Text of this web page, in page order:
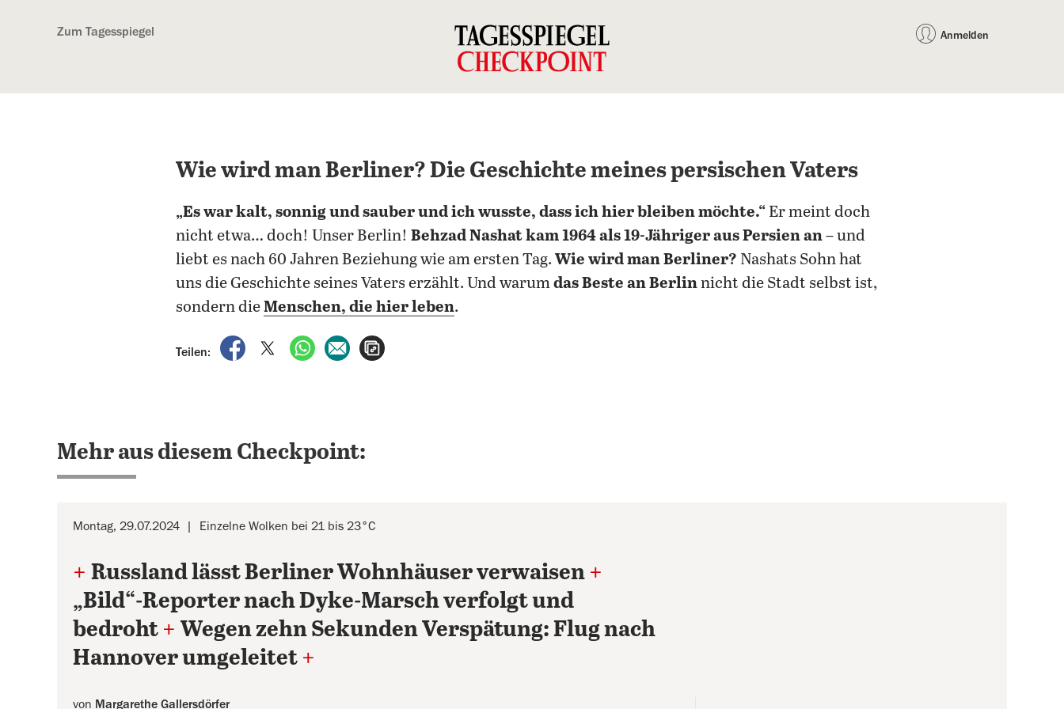
Zum Tagesspiegel Anmelden
Wie wird man Berliner? Die Geschichte meines persischen Vaters
„Es war kalt, sonnig und sauber und ich wusste, dass ich hier bleiben möchte.“ Er meint doch
nicht etwa… doch! Unser Berlin! Behzad Nashat kam 1964 als 19-Jähriger aus Persien an– und
liebt es nach 60 Jahren Beziehung wie am ersten Tag. Wie wird man Berliner? Nashats Sohn hat
uns die Geschichte seines Vaters erzählt. Und warumdas Beste an Berlinnicht die Stadt selbst ist,
sondern dieMenschen, die hier leben.
Teilen:
auf Facebook teilen
auf X teilenper WhatsApp teilen
per E-Mail teilen
Mehr aus diesem Checkpoint:
Montag, 29.07.2024 Einzelne Wolken bei 21 bis 23°C
+ Russland lässt Berliner Wohnhäuser verwaisen +
„Bild“-Reporter nach Dyke-Marsch verfolgt und
bedroht + Wegen zehn Sekunden Verspätung: Flug nach
Hannover umgeleitet +
von Margarethe Gallersdörfer